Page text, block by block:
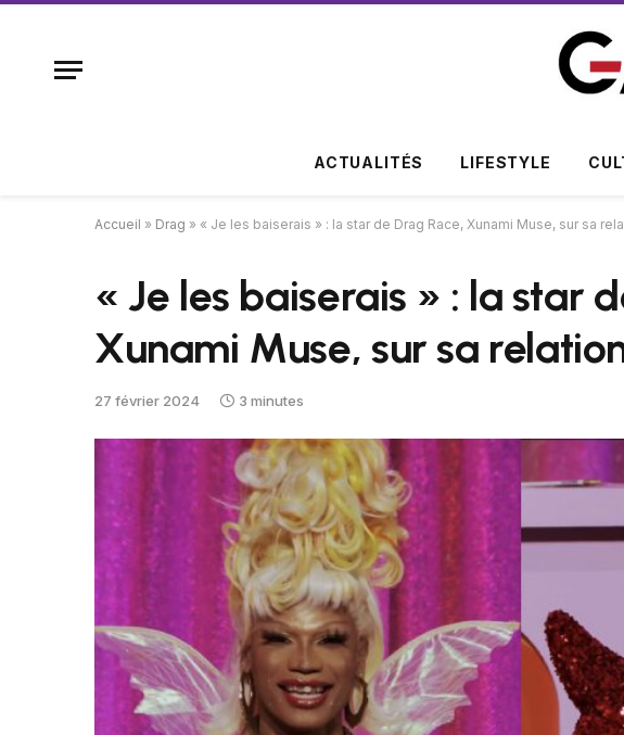
ACTUALITÉS LIFESTYLE
Accueil » Drag » « Je les baiserais » : la star de Drag Race, Xunami Muse, sur sa
« Je les baiserais » : la star
Xunami Muse, sur sa
27 février 2024 3 minutes